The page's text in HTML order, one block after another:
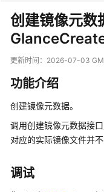
新
动
态
产
品
介
绍
快
速
门
创建镜像元
更新时间： 2026-07-03
功能介绍
创建镜像元数据。
调用创建镜像元数据接
对应的实际镜像文件并不
调试